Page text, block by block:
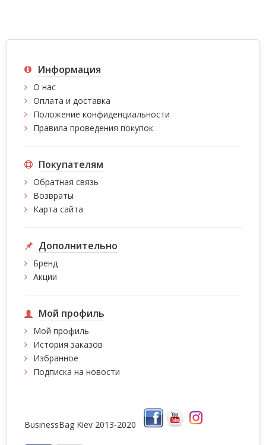
Информация
О нас
Оплата и доставка
Положение конфиденциальности
Правила проведения покупок
Покупателям
Обратная связь
Возвраты
Карта сайта
Дополнительно
Бренд
Акции
Мой профиль
Мой профиль
История заказов
Избранное
Подписка на новости
BusinessBag Kiev 2013-2020